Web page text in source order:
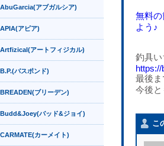
無料
よう♪
釣具い
最後ま
今後と
こ
AbuGarcia(アブガルシア)
APIA(アピア)
Artfizical(アートフィジカル)
B.P.(バスポンド)
BREADEN(ブリーデン)
Budd&Joey(バッド&ジョイ)
CARMATE(カーメイト)